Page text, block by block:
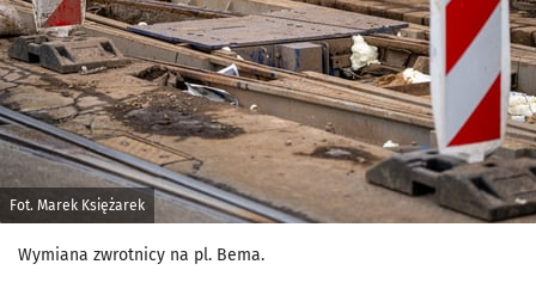
Fot. Marek Księżarek
Wymiana zwrotnicy na pl. Bema.